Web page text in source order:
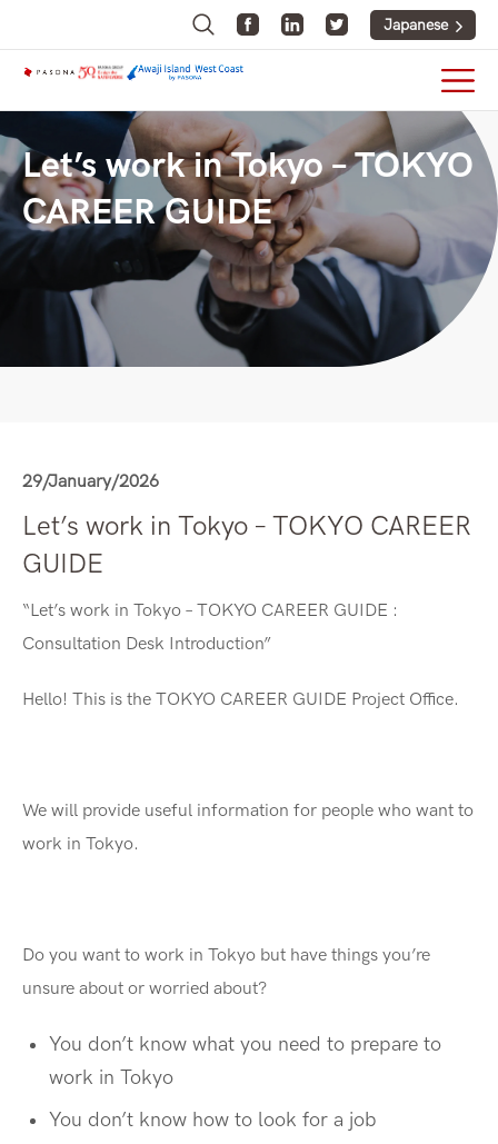
Japanese
Let’s work in Tokyo – TOKYO
CAREER GUIDE
29/January/2026
Let’s work in Tokyo – TOKYO CAREER
GUIDE
“Let’s work in Tokyo – TOKYO CAREER GUIDE :
Consultation Desk Introduction”
Hello! This is the TOKYO CAREER GUIDE Project Office.
We will provide useful information for people who want to
work in Tokyo.
Do you want to work in Tokyo but have things you’re
unsure about or worried about?
You don’t know what you need to prepare to
work in Tokyo
You don’t know how to look for a job